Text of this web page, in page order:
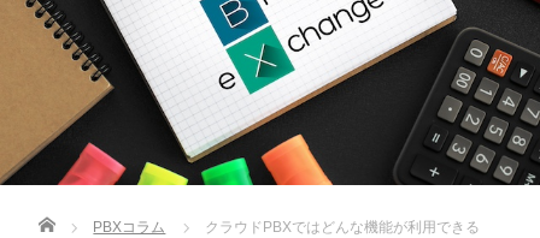
Home PBXコラム
クラウドPBXではどんな機能が利用できる